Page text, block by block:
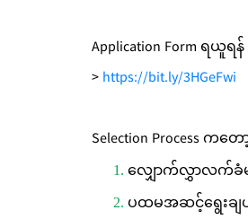
Application Form ရယူရန်
>https://bit.ly/3HGeFwi
Selection Process က
လျှောက်လွှာလက်ခံမည့်
ပထမအဆင့်ရွေးချယ်